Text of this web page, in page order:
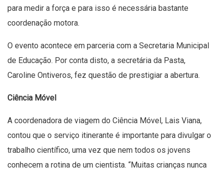
para medir a força e para isso é necessária bastante
coordenação motora.
O evento acontece em parceria com a Secretaria Municipal
de Educação. Por conta disto, a secretária da Pasta,
Caroline Ontiveros, fez questão de prestigiar a abertura.
Ciência Móvel
A coordenadora de viagem do Ciência Móvel, Lais Viana,
contou que o serviço itinerante é importante para divulgar o
trabalho científico, uma vez que nem todos os jovens
conhecem a rotina de um cientista. “Muitas crianças nunca